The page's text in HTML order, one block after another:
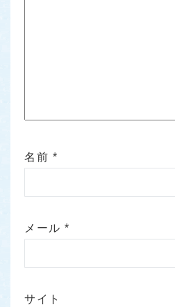
名前 *
メール*
サイト